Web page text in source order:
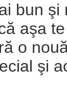
bun
aşa
o
şi